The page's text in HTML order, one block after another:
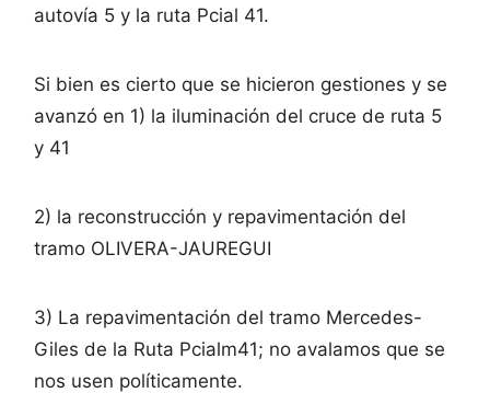
autovía 5 y la ruta Pcial 41.
Si bien es cierto que se hicieron gestiones y se
avanzó en 1) la iluminación del cruce de ruta 5
y 41
2) la reconstrucción y repavimentación del
tramo OLIVERA-JAUREGUI
3) La repavimentación del tramo Mercedes-
Giles de la Ruta Pcialm41; no avalamos que se
nos usen políticamente.